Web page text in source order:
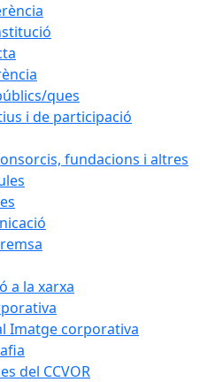
ques
i de participació
fundacions i altres
a la xarxa
Imatge corporativa
del CCVOR